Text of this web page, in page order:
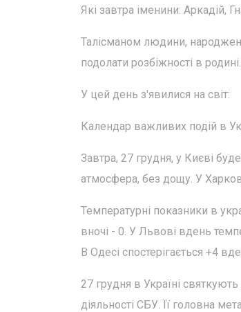
Які завтра іменини: Аркадій,
Талісманом людини,
подолати розбіжності в
У цей день з'явилися на світ:
Календар важливих подій в
Завтра, 27 грудня, у Києві
атмосфера, без дощу. У
Температурні показники в
вночі - 0. У Львові вдень
В Одесі спостерігається +4
27 грудня в Україні
діяльності СБУ. Її головна